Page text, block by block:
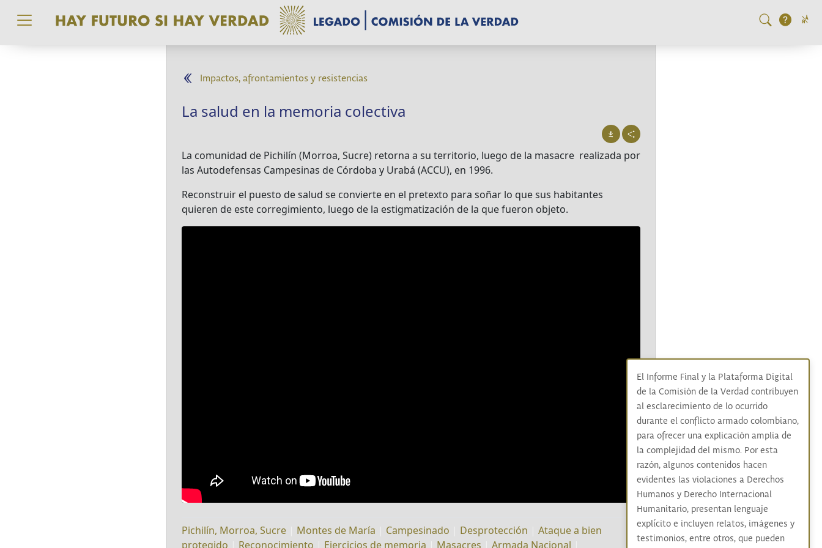
Pasar al contenido principal
Impactos, afrontamientos y resistencias
La salud en la memoria colectiva
La comunidad de Pichilín (Morroa, Sucre) retorna a su territorio, luego de la masacre realizada por
las Autodefensas Campesinas de Córdoba y Urabá (ACCU), en 1996.
Reconstruir el puesto de salud se convierte en el pretexto para soñar lo que sus habitantes
quieren de este corregimiento, luego de la estigmatización de la que fueron objeto.
Pichilín, Morroa, Sucre Montes de María Campesinado Desprotección
Ataque a bien
protegido
Reconocimiento Ejercicios de memoria Masacres Armada Nacional
El Informe Final y la Plataforma Digital
de la Comisión de la Verdad contribuyen
al esclarecimiento de lo ocurrido
durante el conflicto armado colombiano,
para ofrecer una explicación amplia de
la complejidad del mismo. Por esta
razón, algunos contenidos hacen
evidentes las violaciones a Derechos
Humanos y Derecho Internacional
Humanitario, presentan lenguaje
explícito e incluyen relatos, imágenes y
testimonios, entre otros, que pueden